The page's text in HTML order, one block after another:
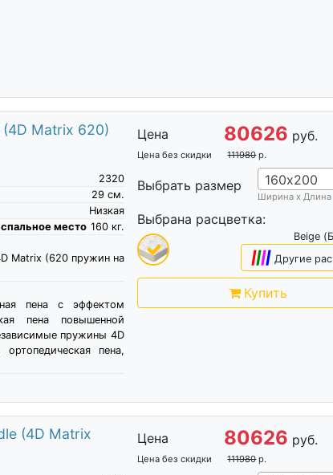
Matrix 620)
2320
см.
29
Низкая
место
кг.
160
Matrix (620 пружин на
пена c эффектом
пена повышенной
пружины 4D
пена,
Цена 80626 руб.
Цена без скидки 111980 р.
Выбрать размер 160х200
Ширина х Длина
Выбрана расцветка:
Beige
|||| Другие
Купить
(4D Matrix
Цена 80626 руб.
Цена без скидки 111980 р.